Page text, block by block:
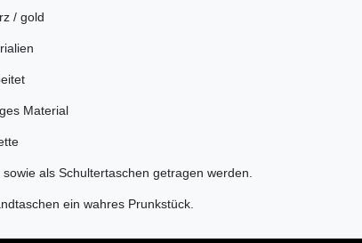
/ gold
Material
als Schultertaschen getragen werden.
ein wahres Prunkstück.